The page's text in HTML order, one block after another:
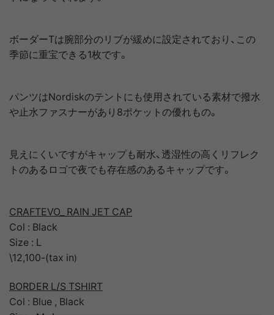
ボーダーTは腕部分のリブが緩めに設定されており、この
季節に重宝できる1枚です。
パンツはNordiskのテントにも使用されている素材で撥水
や止水ファスナーがあり8ポケットの優れもの。
見えにくいですがキャップも耐水、透湿性の高くリフレク
トのあるロゴで夜でも存在感のあるキャップです。
CRAFTEVO_ RAIN JET CAP
Col : Black
Size : L
\12,100-(tax in)
BORDER L/S TSHIRT
Col : Blue , Black